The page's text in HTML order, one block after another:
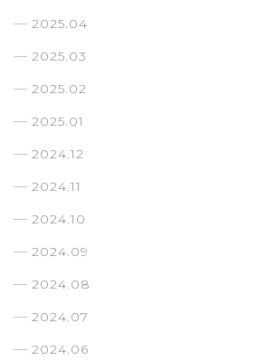
2025.04
2025.03
2025.02
2025.01
2024.12
2024.11
2024.10
2024.09
2024.08
2024.07
2024.06